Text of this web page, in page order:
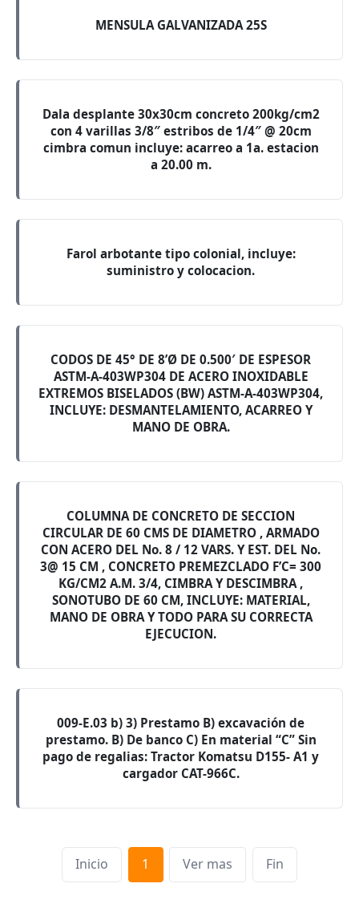
MENSULA GALVANIZADA 25S
Dala desplante 30x30cm concreto 200kg/cm2
con 4 varillas 3/8″ estribos de 1/4″ @ 20cm
cimbra comun incluye: acarreo a 1a. estacion
a 20.00 m.
Farol arbotante tipo colonial, incluye:
suministro y colocacion.
CODOS DE 45° DE 8’Ø DE 0.500′ DE ESPESOR
ASTM-A-403WP304 DE ACERO INOXIDABLE
EXTREMOS BISELADOS (BW) ASTM-A-403WP304,
INCLUYE: DESMANTELAMIENTO, ACARREO Y
MANO DE OBRA.
COLUMNA DE CONCRETO DE SECCION
CIRCULAR DE 60 CMS DE DIAMETRO , ARMADO
CON ACERO DEL No. 8 / 12 VARS. Y EST. DEL No.
3@ 15 CM , CONCRETO PREMEZCLADO F’C= 300
KG/CM2 A.M. 3/4, CIMBRA Y DESCIMBRA ,
SONOTUBO DE 60 CM, INCLUYE: MATERIAL,
MANO DE OBRA Y TODO PARA SU CORRECTA
EJECUCION.
009-E.03 b) 3) Prestamo B) excavación de
prestamo. B) De banco C) En material “C” Sin
pago de regalias: Tractor Komatsu D155- A1 y
cargador CAT-966C.
Inicio 1 Ver mas Fin